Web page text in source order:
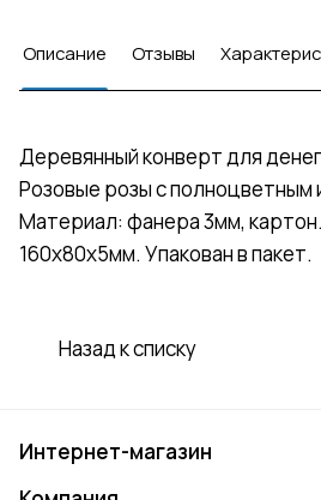
Описание Отзывы
Деревянный конверт для
Розовые розы с полноцветным
Материал: фанера 3мм,
160х80х5мм. Упакован в пакет.
Назад к списку
Интернет-магазин